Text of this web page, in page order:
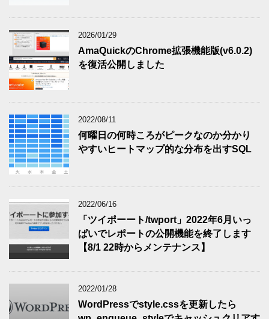
2026/01/29
AmaQuickのChrome拡張機能版(v6.0.2)
を復活公開しました
2022/08/11
何曜日の何時ころがピークなのか分かり
やすいヒートマップ的な分布を出すSQL
2022/06/16
「ツイポーート/twport」2022年6月いっ
ぱいでレポートの公開機能を終了します
【8/1 22時からメンテナンス】
2022/01/28
WordPressでstyle.cssを更新したら